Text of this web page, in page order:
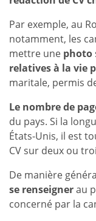
Par exemple, au
notamment, les
mettre une photo
relatives à la vie
maritale, permis
Le nombre de
du pays. Si la
États-Unis, il est
CV sur deux ou
De manière
se renseignerau
concerné par la